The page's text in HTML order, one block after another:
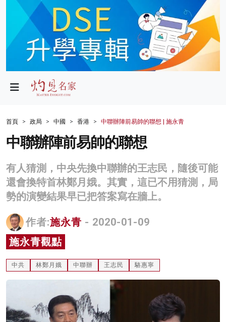
政局
財經
生活
商業
科技
影片
名家榜
灼見活動
關於我們
首頁 政局 中國 香港 中聯辦陣前易帥的聯想 | 施永青
中聯辦陣前易帥的聯想
有人猜測，中央先換中聯辦的王志民，隨後可能
還會換特首林鄭月娥。其實，這已不用猜測，局
勢的演變結果早已把答案寫在牆上。
作者:施永青 - 2020-01-09
施永青觀點
中共 林鄭月娥 中聯辦 王志民 駱惠寧